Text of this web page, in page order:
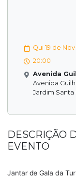
Qui 19 de Nov
20:00
Avenida
Avenida
Jardim Santa
DESCRIÇÃO
EVENTO
Jantar de Gala da